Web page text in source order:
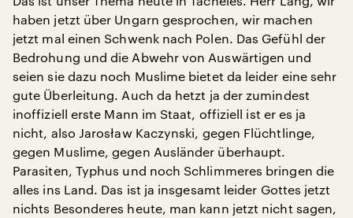
haben jetzt über Ungarn gesprochen, wir machen
jetzt mal einen Schwenk nach Polen. Das Gefühl der
Bedrohung und die Abwehr von Auswärtigen und
seien sie dazu noch Muslime bietet da leider eine sehr
gute Überleitung. Auch da hetzt ja der zumindest
inoffiziell erste Mann im Staat, offiziell ist er es ja
nicht, also Jarosław Kaczynski, gegen Flüchtlinge,
gegen Muslime, gegen Ausländer überhaupt.
Parasiten, Typhus und noch Schlimmeres bringen die
alles ins Land. Das ist ja insgesamt leider Gottes jetzt
nichts Besonderes heute, man kann jetzt nicht sagen,